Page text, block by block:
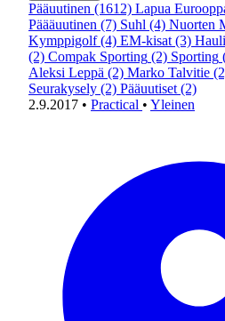
Pääuutinen (1612) Lapua
Päääuutinen (7) Suhl (4) Nuorten
Kymppigolf (4) EM-kisat (3)
(2) Compak Sporting (2) Sporting
Aleksi Leppä (2) Marko Talvitie
Seurakysely (2) Pääuutiset (2)
2.9.2017 • Practical • Yleinen